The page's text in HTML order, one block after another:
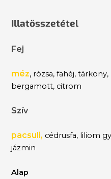
Illatösszetétel
Fej
méz, rózsa, fahéj, tárkony,
bergamott, citrom
Szív
pacsuli, cédrusfa, liliom
jázmin
Alap